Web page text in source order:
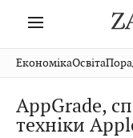
Івано-
Франківськ
Тернопіль
Волинь
Рівне
Чернівці
ЕкономікаОсвіта
AppGrade,
техніки